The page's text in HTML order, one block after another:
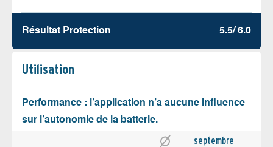
Résultat Protection 5.5/ 6.0
Utilisation
Performance : l’application n’a aucune influence
sur l’autonomie de la batterie.
septembre